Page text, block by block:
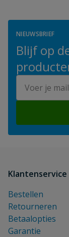
NIEUWSBRIEF
Blijf op
Klantenservice
Bestellen
Retourneren
Betaalopties
Garantie